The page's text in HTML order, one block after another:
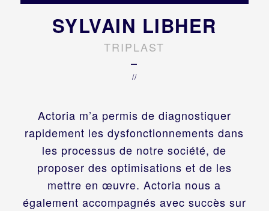
Actoria m’a permis de diagnostiquer
rapidement les dysfonctionnements dans
les processus de notre société, de
proposer des optimisations et de les
mettre en œuvre. Actoria nous a
également accompagnés avec succès sur
SYLVAIN LIBHER
TRIPLAST
–
//